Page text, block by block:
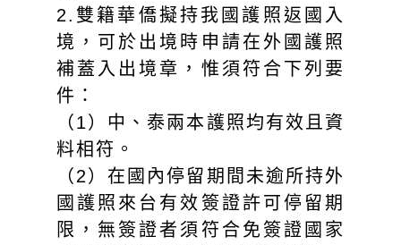
2.雙籍華僑擬持我國護照返國入
境，可於出境時申請在外國護照
補蓋入出境章，惟須符合下列要
件：
（1）中、泰兩本護照均有效且資
料相符。
（2）在國內停留期間未逾所持外
國護照來台有效簽證許可停留期
限，無簽證者須符合免簽證國家